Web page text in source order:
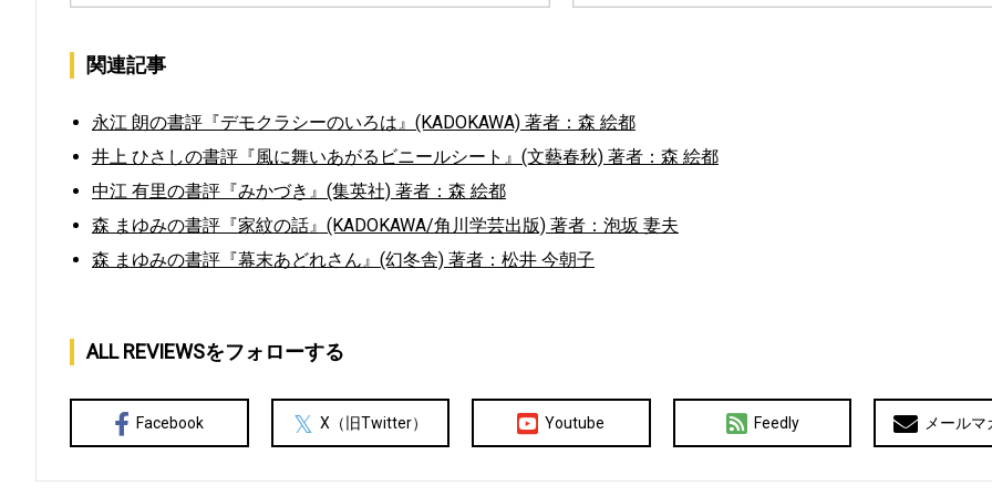
関連記事
永江 朗の書評『デモクラシーのいろは』(KADOKAWA) 著者：森 絵都
井上 ひさしの書評『風に舞いあがるビニールシート』(文藝春秋) 著者：森 絵都
中江 有里の書評『みかづき』(集英社) 著者：森 絵都
森 まゆみの書評『家紋の話』(KADOKAWA/角川学芸出版) 著者：泡坂 妻夫
森 まゆみの書評『幕末あどれさん』(幻冬舎) 著者：松井 今朝子
ALL REVIEWSをフォローする
Facebook X（旧Twitter） Youtube Feedly メールマ